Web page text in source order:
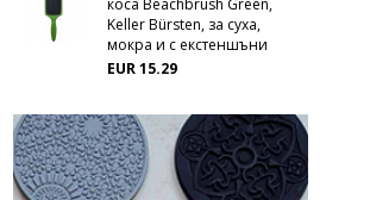
коса Beachbrush Green,
Keller Bürsten, за суха,
мокра и с екстеншъни
EUR 15.29